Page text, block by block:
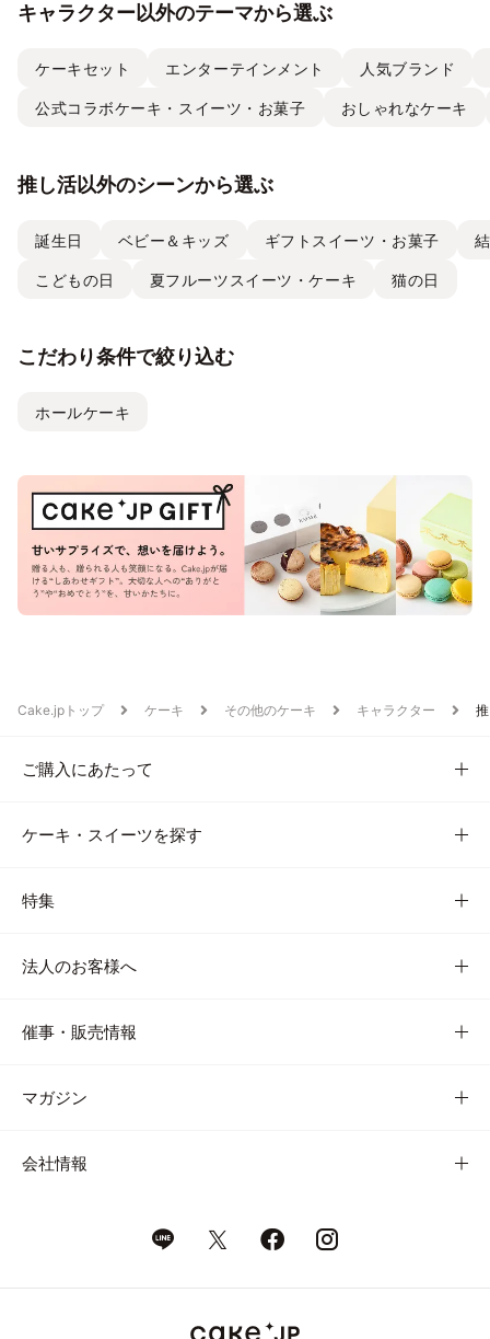
キャラクター以外のテーマから選ぶ
ケーキセット エンターテインメント 人気ブランド
公式コラボケーキ・スイーツ・お菓子 おしゃれなケーキ
推し活以外のシーンから選ぶ
誕生日 ベビー＆キッズ ギフトスイーツ・お菓子
こどもの日 夏フルーツスイーツ・ケーキ 猫の日
こだわり条件で絞り込む
ホールケーキ
Cake.jpトップ ケーキ その他のケーキ キャラクター
ご購入にあたって
ケーキ・スイーツを探す
特集
法人のお客様へ
催事・販売情報
マガジン
会社情報